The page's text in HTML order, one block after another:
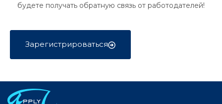
будете получать обратную связь от работодателей!
Зарегистрироваться